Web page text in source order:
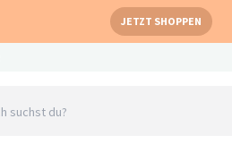
JETZT SHOPPEN